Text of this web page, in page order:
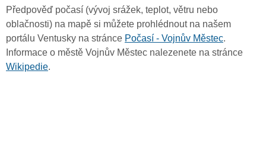
Předpověď počasí (vývoj srážek, teplot, větru nebo
oblačnosti) na mapě si můžete prohlédnout na našem
portálu Ventusky na stránce Počasí - Vojnův Městec.
Informace o městě Vojnův Městec nalezenete na stránce
Wikipedie.